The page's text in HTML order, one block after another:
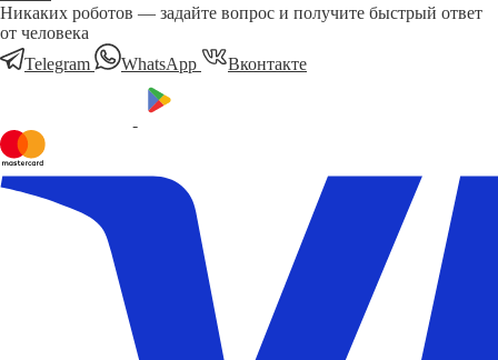
Никаких роботов — задайте вопрос и получите быстрый ответ
от человека
Telegram
WhatsApp Вконтакте